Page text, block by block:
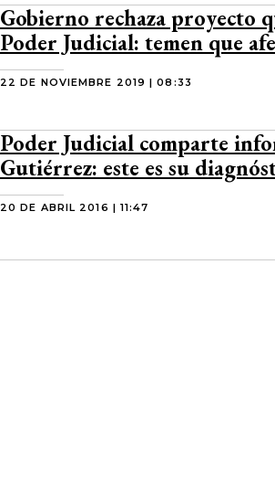
PUERTO MONTT
Gobierno rechaza proyecto
Poder Judicial: temen que
22 DE NOVIEMBRE 2019 | 08:33
Poder Judicial comparte
Gutiérrez: este es su
20 DE ABRIL 2016 | 11:47